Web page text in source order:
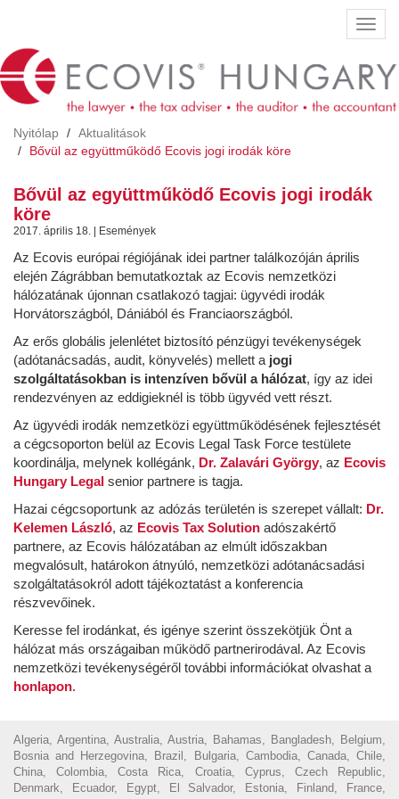
Nyitólap
Aktualitások
Bővül az együttműködő Ecovis jogi irodák köre
Bővül az együttműködő Ecovis jogi irodák
köre
2017. április 18. | Események
Az Ecovis európai régiójának idei partner találkozóján április
elején Zágrábban bemutatkoztak az Ecovis nemzetközi
hálózatának újonnan csatlakozó tagjai: ügyvédi irodák
Horvátországból, Dániából és Franciaországból.
Az erős globális jelenlétet biztosító pénzügyi tevékenységek
(adótanácsadás, audit, könyvelés) mellett a jogi
szolgáltatásokban is intenzíven bővül a hálózat, így az idei
rendezvényen az eddigieknél is több ügyvéd vett részt.
Az ügyvédi irodák nemzetközi együttműködésének fejlesztését
a cégcsoporton belül az Ecovis Legal Task Force testülete
koordinálja, melynek kollégánk, Dr. Zalavári György, az Ecovis
Hungary Legal senior partnere is tagja.
Hazai cégcsoportunk az adózás területén is szerepet vállalt: Dr.
Kelemen László, az Ecovis Tax Solution adószakértő
partnere, az Ecovis hálózatában az elmúlt időszakban
megvalósult, határokon átnyúló, nemzetközi adótanácsadási
szolgáltatásokról adott tájékoztatást a konferencia
részvevőinek.
Keresse fel irodánkat, és igénye szerint összekötjük Önt a
hálózat más országaiban működő partnerirodával. Az Ecovis
nemzetközi tevékenységéről további információkat olvashat a
honlapon.
Algeria, Argentina, Australia, Austria, Bahamas, Bangladesh, Belgium,
Bosnia and Herzegovina, Brazil, Bulgaria, Cambodia, Canada, Chile,
China, Colombia, Costa Rica, Croatia, Cyprus, Czech Republic,
Denmark, Ecuador, Egypt, El Salvador, Estonia, Finland, France,